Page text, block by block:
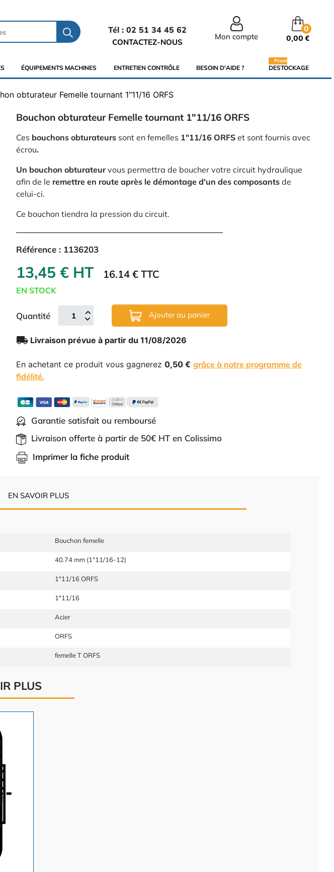
Tél : 02 51 34 45 62
CONTACTEZ-NOUS
Mon compte
0
0,00 €
ÉQUIPEMENTS MACHINES ENTRETIEN CONTRÔLE BESOIN D'AIDE ? DESTOCKAGE
Promo
obturateur Femelle tournant 1"11/16 ORFS
Bouchon obturateur Femelle tournant 1"11/16 ORFS
Ces bouchons obturateurs sont en femelles 1"11/16 ORFS et sont fournis avec
écrou.
Un bouchon obturateurvous permettra de boucher votre circuit hydraulique
afin de le remettre en route après le démontage d'un des composants de
celui-ci.
Ce bouchon tiendra la pression du circuit.
Référence : 1136203
13,45 € HT 16.14 € TTC
EN STOCK
Quantité Ajouter au panier
local_shipping Livraison prévue à partir du 11/08/2026
En achetant ce produit vous gagnerez 0,50 € grâce à notre programme de
fidélité.
Garantie satisfait ou remboursé
Livraison offerte à partir de 50€ HT en Colissimo
Imprimer la fiche produit
EN SAVOIR PLUS
Bouchon femelle
40.74 mm (1"11/16-12)
1"11/16 ORFS
1"11/16
Acier
ORFS
femelle T ORFS
PLUS